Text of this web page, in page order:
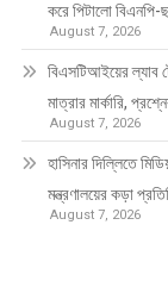
করে পিটালো বিএনপি-
August 7, 2026
বিএসটিআইয়ের ল্যাব
মাত্রার মার্কারি,
August 7, 2026
হাসিনার দিল্লিতে
মন্ত্রণালয়ের কড়া
August 7, 2026